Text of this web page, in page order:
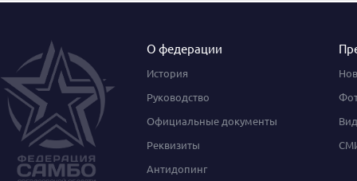
О федерации
История
Руководство
Официальные документы
Реквизиты
Антидопинг